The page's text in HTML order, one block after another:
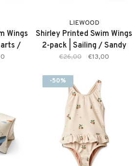
Wings
/
LIEWOOD
Shirley Printed Swim Wings
2-pack | Sailing / Sandy
€26,00 €13,00
-50%